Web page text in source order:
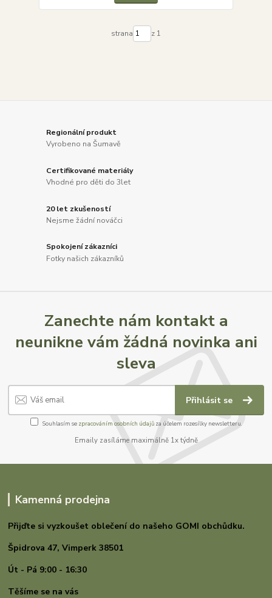
strana z 1
Regionální produkt
Vyrobeno na Šumavě
Certifikované materiály
Vhodné pro děti do 3let
20 let zkušeností
Nejsme žádní nováčci
Spokojení zákazníci
Fotky našich zákazníků
Zanechte nám kontakt a
neunikne vám žádná novinka ani
sleva
Přihlásit se
Souhlasím se zpracováním osobních údajůza účelem rozesílky newsletteru.
Emaily zasíláme maximálně 1x týdně
Kamenná prodejna
Přijďte si vyzkoušet oblečení do našeho GOMI obchůdku.
Špidrova 47,Vimperk 38501
Út - Pá 9:00 - 16:30
Těšíme se na vás